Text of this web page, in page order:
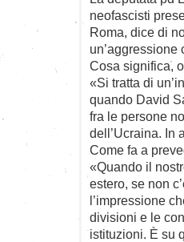
neofascisti
Roma, dice di
Cosa significa,
«Si tratta di
quando David
fra le persone
dell’Ucraina. In
Come fa a
«Quando il
estero, se non
l’impressione
divisioni e le
istituzioni. È su